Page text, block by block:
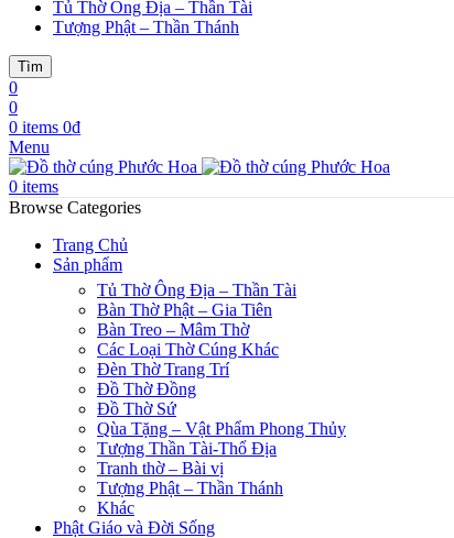
Tủ Thờ Ông Địa – Thần Tài
Tượng Phật – Thần Thánh
Tìm
0
0
0 items 0₫
Menu
0 items
Browse Categories
Trang Chủ
Sản phẩm
Tủ Thờ Ông Địa – Thần Tài
Bàn Thờ Phật – Gia Tiên
Bàn Treo – Mâm Thờ
Các Loại Thờ Cúng Khác
Đèn Thờ Trang Trí
Đồ Thờ Đồng
Đồ Thờ Sứ
Qùa Tặng – Vật Phẩm Phong Thủy
Tượng Thần Tài-Thổ Địa
Tranh thờ – Bài vị
Tượng Phật – Thần Thánh
Khác
Phật Giáo và Đời Sống